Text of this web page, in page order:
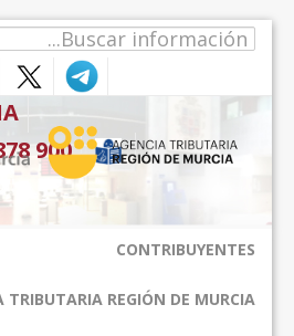
900 878 830
CONTRIBUYENTES
TRIBUTARIA REGIÓN DE MURCIA